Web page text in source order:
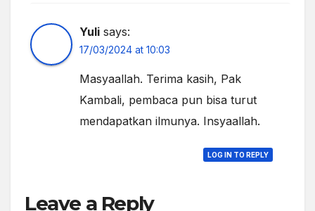
Yuli says:
17/03/2024 at 10:03
Masyaallah. Terima kasih, Pak
Kambali, pembaca pun bisa turut
mendapatkan ilmunya. Insyaallah.
LOG IN TO REPLY
Leave a Reply